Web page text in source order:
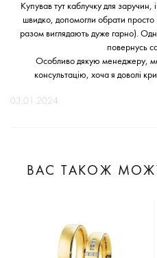
Купував тут каблучку для
швидко, допомогли обрати просто
разом виглядають дуже гарно).
повернусь
Особливо дякую менеджеру,
консультацію, хоча я доволі
03.01.2024
ВАС ТАКОЖ